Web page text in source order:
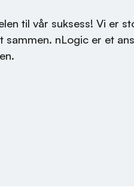
til vår suksess! Vi er
sammen. nLogic er et